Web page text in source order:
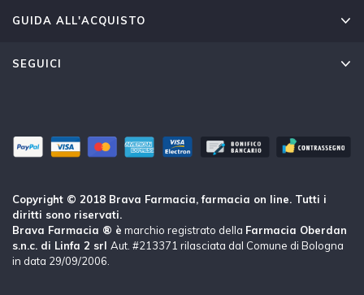
GUIDA ALL'ACQUISTO
SEGUICI
Copyright © 2018 Brava Farmacia, farmacia on line. Tutti i
diritti sono riservati.
Brava Farmacia ® è marchio registrato della Farmacia Oberdan
s.n.c. di Linfa 2 srl Aut. #213371 rilasciata dal Comune di Bologna
in data 29/09/2006.